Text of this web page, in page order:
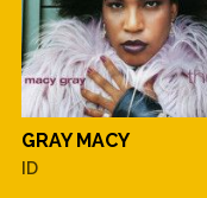
GRAY MACY
ID